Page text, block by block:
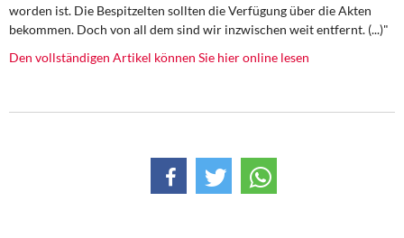
Memo-Gruppe
Rosa-Luxemburg-Stiftung
worden ist. Die Bespitzelten sollten die Verfügung über die Akten
bekommen. Doch von all dem sind wir inzwischen weit entfernt. (...)"
Den vollständigen Artikel können Sie hier online lesen